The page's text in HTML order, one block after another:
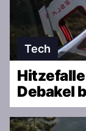
Tech
Debakel